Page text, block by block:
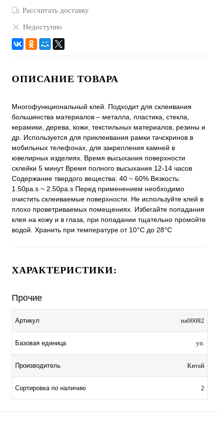
Рассчитать доставку
Недоступно
ОПИСАНИЕ ТОВАРА
Многофункциональный клей. Подходит для склеивания
большинства материалов – металла, пластика, стекла,
керамики, дерева, кожи, текстильных материалов, резины и
др. Используется для приклеивания рамки тачскринов в
мобильных телефонах, для закрепления камней в
ювелирных изделиях. Время высыхания поверхности
склейки 5 минут Время полного высыхания 12-14 часов
Содержание твердого вещества: 40 ~ 60% Вязкость:
1.50pa.s ~ 2.50pa.s Перед применением необходимо
очистить склеиваемые поверхности. Не используйте клей в
плохо проветриваемых помещениях. Избегайте попадания
клея на кожу и в глаза, при попадании тщательно промойте
водой. Хранить при температуре от 10°С до 28°С
ХАРАКТЕРИСТИКИ:
Прочие
Артикул na00082
Базовая единица уп.
Производитель Китай
Сортировка по наличию 2